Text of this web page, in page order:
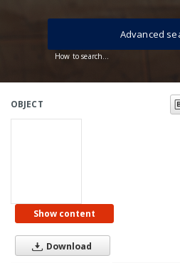
How to search...
Advanced
OBJECT
Show content
Download